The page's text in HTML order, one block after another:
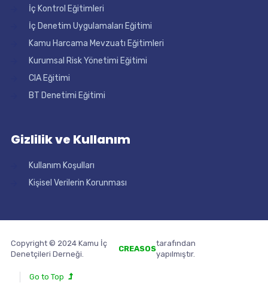
İç Kontrol Eğitimleri
İç Denetim Uygulamaları Eğitimi
Kamu Harcama Mevzuatı Eğitimleri
Kurumsal Risk Yönetimi Eğitimi
CIA Eğitimi
BT Denetimi Eğitimi
Gizlilik ve Kullanım
Kullanım Koşulları
Kişisel Verilerin Korunması
Copyright © 2024 Kamu İç
Denetçileri Derneği.
CREASOS
tarafından
yapılmıştır.
Go to Top